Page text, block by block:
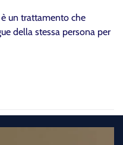
è un trattamento che
della stessa persona per